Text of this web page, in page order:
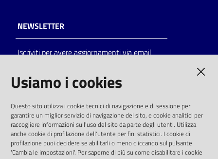
NEWSLETTER
Iscriviti per avere aggiornamenti via email
solo alle condizioni previste dalla direttiva
comunitaria 2003/98/CE e dal d.lgs. 36/2006
SOCIAL
Usiamo i cookies
Questo sito utilizza i cookie tecnici di navigazione e di sessione per
garantire un miglior servizio di navigazione del sito, e cookie analitici per
raccogliere informazioni sull'uso del sito da parte degli utenti. Utilizza
anche cookie di profilazione dell'utente per fini statistici. I cookie di
profilazione puoi decidere se abilitarli o meno cliccando sul pulsante
'Cambia le impostazioni'. Per saperne di più su come disabilitare i cookie